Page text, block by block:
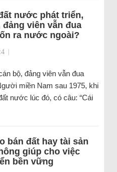
nước phát triển,
đảng viên vẫn đua
ra nước ngoài?
|
bộ, đảng viên vẫn đua
miền Nam sau 1975, khi
nước lúc đó, có câu: “Cái
bán đất hay tài sản
giúp cho việc
bền vững